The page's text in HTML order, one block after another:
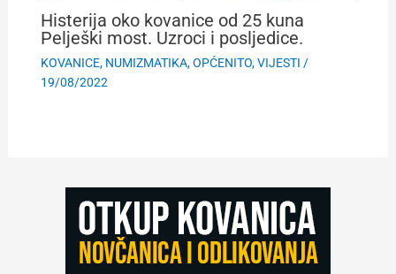
Histerija oko kovanice od 25 kuna
Pelješki most. Uzroci i posljedice.
KOVANICE, NUMIZMATIKA,OPĆENITO,VIJESTI /
19/08/2022